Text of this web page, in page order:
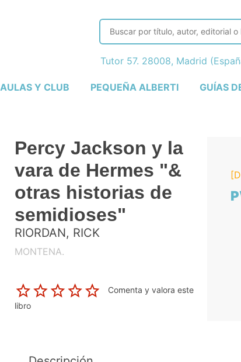
AULAS Y CLUB PEQUEÑA ALBERTI GUÍAS
Tutor 57. 28008, Madrid
Percy Jackson y la
vara de Hermes "&
otras historias de
semidioses"
RIORDAN, RICK
MONTENA.
Comenta y valora este
libro